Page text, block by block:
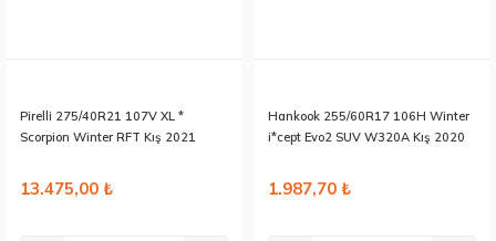
Bu ürüne benzer farklı alternatifler olmalı.
Pirelli 275/40R21 107V XL *
Scorpion Winter RFT Kış 2021
13.475,00 ₺
Hankook 255/60R17 106H Winter
i*cept Evo2 SUV W320A Kış 2020
1.987,70 ₺